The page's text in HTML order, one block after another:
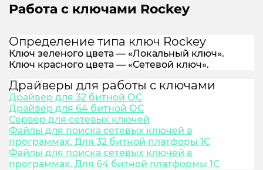
Работа с ключами Rockey
Определение типа ключ Rockey
Ключ зеленого цвета — «Локальный ключ».
Ключ красного цвета — «Сетевой ключ».
Драйверы для работы с ключами
Драйвер для 32 битной ОС
Драйвер для 64 битной ОС
Сервер для сетевых ключей
Файлы для поиска сетевых ключей в
программах. Для 32 битной платфоры 1C
Файлы для поиска сетевых ключей в
программах. Для 64 битной платформы 1C